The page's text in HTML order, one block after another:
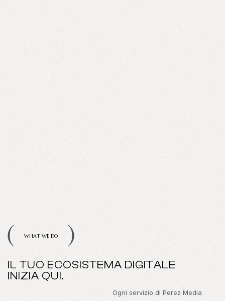
WHAT WE DO
IL TUO ECOSISTEMA DIGITALE
INIZIA QUI.
Ogni servizio di Perez Media